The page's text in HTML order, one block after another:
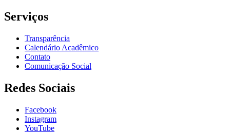
Serviços
Transparência
Calendário Acadêmico
Contato
Comunicação Social
Redes Sociais
Facebook
Instagram
YouTube